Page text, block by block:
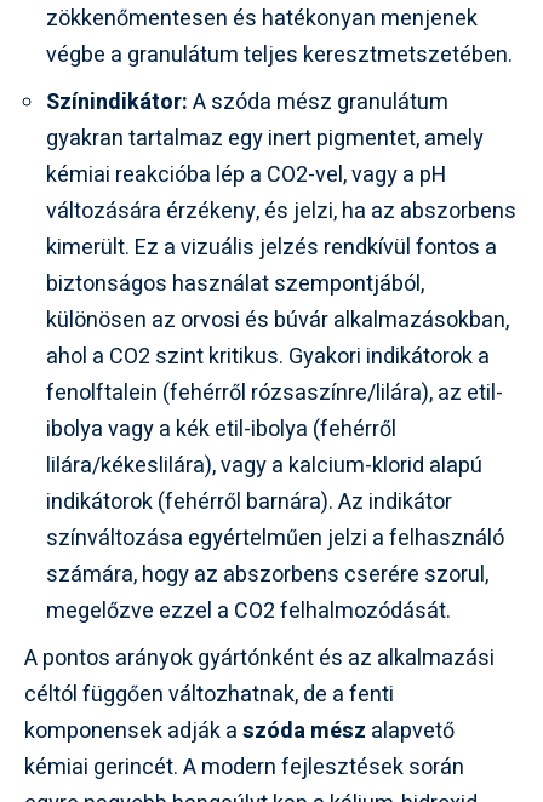
zökkenőmentesen és hatékonyan menjenek
végbe a granulátum teljes keresztmetszetében.
Színindikátor:A szóda mész granulátum
gyakran tartalmaz egy inert pigmentet, amely
kémiai reakcióba lép a CO2-vel, vagy a pH
változására érzékeny, és jelzi, ha az abszorbens
kimerült. Ez a vizuális jelzés rendkívül fontos a
biztonságos használat szempontjából,
különösen az orvosi és búvár alkalmazásokban,
ahol a CO2 szint kritikus. Gyakori indikátorok a
fenolftalein (fehérről rózsaszínre/lilára), az etil-
ibolya vagy a kék etil-ibolya (fehérről
lilára/kékeslilára), vagy a kalcium-klorid alapú
indikátorok (fehérről barnára). Az indikátor
színváltozása egyértelműen jelzi a felhasználó
számára, hogy az abszorbens cserére szorul,
megelőzve ezzel a CO2 felhalmozódását.
A pontos arányok gyártónként és az alkalmazási
céltól függően változhatnak, de a fenti
komponensek adják aszóda mész alapvető
kémiai gerincét. A modern fejlesztések során